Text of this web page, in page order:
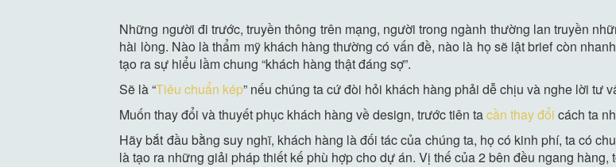
Những người đi trước, truyền thông trên mạng, người trong ngành thường lan truyền
hài lòng. Nào là thẩm mỹ khách hàng thường có vấn đề, nào là họ sẽ lật brief còn
tạo ra sự hiểu lầm chung “khách hàng thật đáng sợ”.
Sẽ là “Tiêu chuẩn kép” nếu chúng ta cứ đòi hỏi khách hàng phải dễ chịu và nghe lời tư
Muốn thay đổi và thuyết phục khách hàng về design, trước tiên tacần thay đổi cách ta
Hãy bắt đầu bằng suy nghĩ, khách hàng là đối tác của chúng ta, họ có kinh phí, ta có
là tạo ra những giải pháp thiết kế phù hợp cho dự án. Vị thế của 2 bên đều ngang